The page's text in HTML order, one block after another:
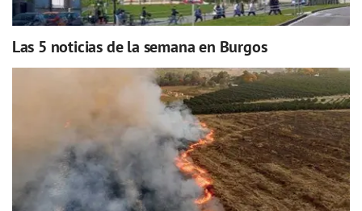
Las 5 noticias de la semana en Burgos